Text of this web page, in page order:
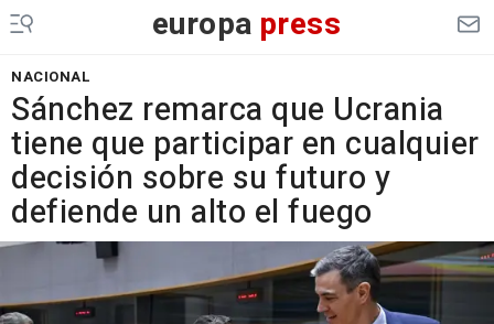
europa press
NACIONAL
Sánchez remarca que Ucrania
tiene que participar en cualquier
decisión sobre su futuro y
defiende un alto el fuego